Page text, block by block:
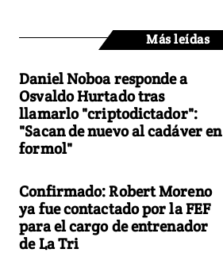
Más leídas
Daniel Noboa responde a
Osvaldo Hurtado tras
llamarlo "criptodictador":
"Sacan de nuevo al cadáver en
formol"
Confirmado: Robert Moreno
ya fue contactado por la FEF
para el cargo de entrenador
de La Tri